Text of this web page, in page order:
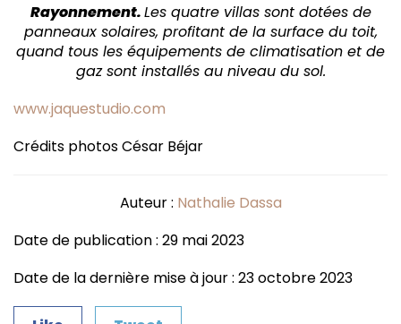
Rayonnement.Les quatre villas sont dotées de
panneaux solaires, profitant de la surface du toit,
quand tous les équipements de climatisation et de
gaz sont installés au niveau du sol.
www.jaquestudio.com
Crédits photos César Béjar
Auteur : Nathalie Dassa
Date de publication : 29 mai 2023
Date de la dernière mise à jour : 23 octobre 2023